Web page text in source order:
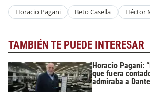
Horacio Pagani Beto Casella Héctor
TAMBIÉN TE PUEDE INTERESAR
Horacio Pagani:
que fuera
admiraba a